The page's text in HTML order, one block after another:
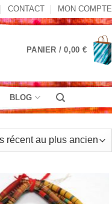
CONTACT MON COMPTE
PANIER /0,00 €
BLOG